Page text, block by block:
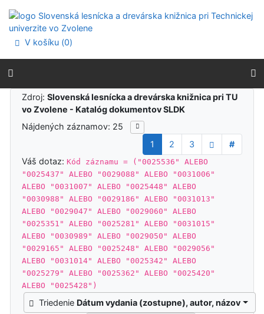
Prejsť na menu
Prehlásenie o webovej prístupnosti
V košíku (0)
Výsledky vyhľadávania
Zdroj:Slovenská lesnícka a drevárska knižnica pri TU
vo Zvolene - Katalóg dokumentov SLDK
Nájdených záznamov: 25
1
2 3
#
Váš dotaz:Kód záznamu = ("0025536" ALEBO
"0025437" ALEBO "0029088" ALEBO "0031006"
ALEBO "0031007" ALEBO "0025448" ALEBO
"0030988" ALEBO "0029186" ALEBO "0031013"
ALEBO "0029047" ALEBO "0029060" ALEBO
"0025351" ALEBO "0025281" ALEBO "0031015"
ALEBO "0030989" ALEBO "0029050" ALEBO
"0029165" ALEBO "0025248" ALEBO "0029056"
ALEBO "0031014" ALEBO "0025342" ALEBO
"0025279" ALEBO "0025362" ALEBO "0025420"
ALEBO "0025428")
Triedenie Dátum vydania (zostupne), autor, názov